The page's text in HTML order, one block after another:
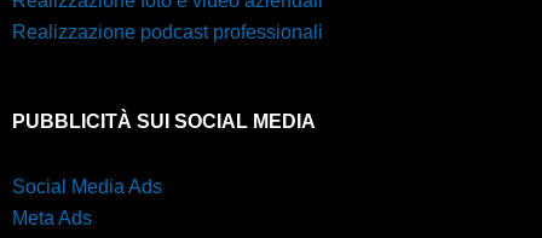
Realizzazione podcast professionali
PUBBLICITÀ SUI SOCIAL MEDIA
Social Media Ads
Meta Ads